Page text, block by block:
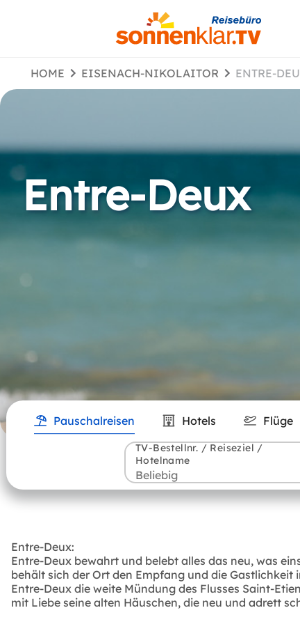
HOME EISENACH-NIKOLAITOR ENTRE-
Entre-Deux
Pauschalreisen Hotels Flüge
TV-Bestellnr. / Reiseziel /
Hotelname
Entre-Deux:
Entre-Deux bewahrt und belebt alles das neu, was
behält sich der Ort den Empfang und die
Entre-Deux die weite Mündung des Flusses Saint-
mit Liebe seine alten Häuschen, die neu und adrett